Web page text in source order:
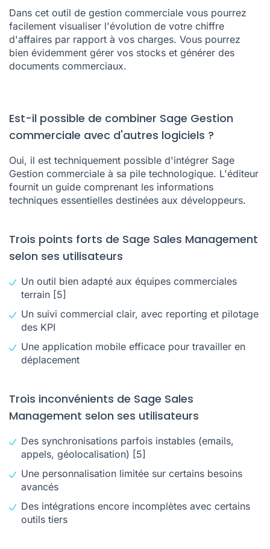
Dans cet outil de gestion commerciale vous pourrez
facilement visualiser l'évolution de votre chiffre
d'affaires par rapport à vos charges. Vous pourrez
bien évidemment gérer vos stocks et générer des
documents commerciaux.
Est-il possible de combiner Sage Gestion
commerciale avec d'autres logiciels ?
Oui, il est techniquement possible d'intégrer Sage
Gestion commerciale à sa pile technologique. L'éditeur
fournit un guide comprenant les informations
techniques essentielles destinées aux développeurs.
Trois points forts de Sage Sales Management
selon ses utilisateurs
Un outil bien adapté aux équipes commerciales
terrain [5]
Un suivi commercial clair, avec reporting et pilotage
des KPI
Une application mobile efficace pour travailler en
déplacement
Trois inconvénients de Sage Sales
Management selon ses utilisateurs
Des synchronisations parfois instables (emails,
appels, géolocalisation) [5]
Une personnalisation limitée sur certains besoins
avancés
Des intégrations encore incomplètes avec certains
outils tiers